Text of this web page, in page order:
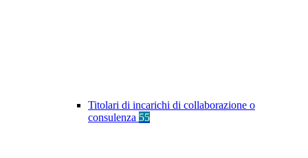
Titolari di incarichi di collaborazione o
consulenza 55